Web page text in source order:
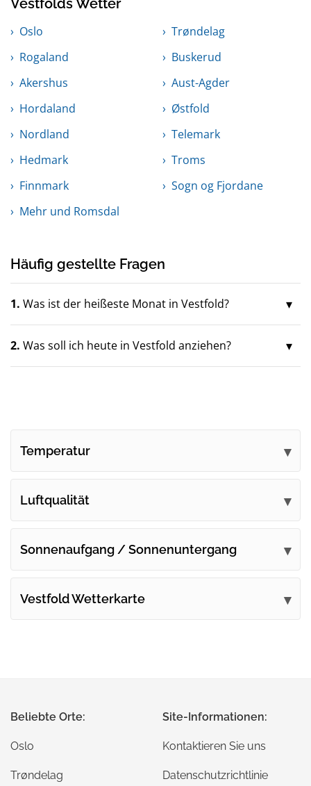
Oslo
Trøndelag
Rogaland
Buskerud
Akershus
Aust-Agder
Hordaland
Østfold
Nordland
Telemark
Hedmark
Troms
Finnmark
Sogn og Fjordane
Mehr und Romsdal
Häufig gestellte Fragen
1. Was ist der heißeste Monat in Vestfold?
2. Was soll ich heute in Vestfold anziehen?
Temperatur
Luftqualität
Sonnenaufgang / Sonnenuntergang
Vestfold Wetterkarte
Beliebte Orte:
Oslo
Trøndelag
Site-Informationen:
Kontaktieren Sie uns
Datenschutzrichtlinie